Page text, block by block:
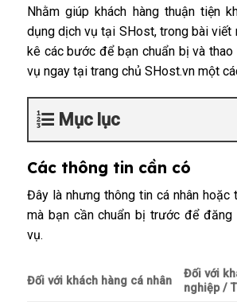
Nhằm giúp khách hàng thuận tiện
dụng dịch vụ tại SHost, trong bài viết
kê các bước để bạn chuẩn bị và
vụ ngay tại trang chủ SHost.vn một
Mục lục
Các thông tin cần có
Đây là nhưng thông tin cá nhân hoặc
mà bạn cần chuẩn bị trước để
vụ.
Đối với khách hàng cá nhân
Đối với
nghiệp /